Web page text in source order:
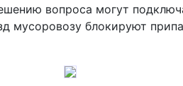
вопроса могут
мусоровозу блокируют